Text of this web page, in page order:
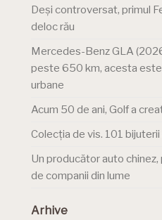
Deși controversat, primul
deloc rău
Mercedes-Benz GLA
peste 650 km, acesta este
urbane
Acum 50 de ani, Golf a
Colecția de vis. 101
Un producător auto
de companii din lume
Arhive